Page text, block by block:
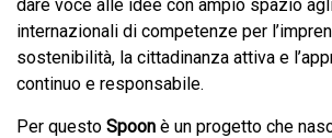
dare voce alle idee con ampio spazio
internazionali di competenze per
sostenibilità, la cittadinanza attiva e
continuo e responsabile.
Per questo Spoon è un progetto che